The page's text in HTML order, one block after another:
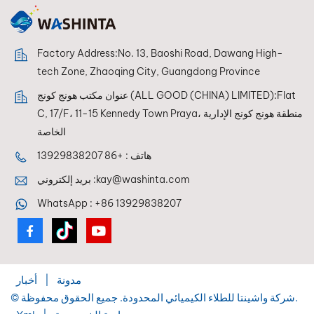
Factory Address:No. 13, Baoshi Road, Dawang High-
tech Zone, Zhaoqing City, Guangdong Province
عنوان مكتب هونج كونج (ALL GOOD (CHINA) LIMITED):Flat
C, 17/F، 11-15 Kennedy Town Praya، منطقة هونج كونج الإدارية
الخاصة
هاتف : +86 13929838207
بريد إلكتروني :kay@washinta.com
WhatsApp : +86 13929838207
مدونة
أخبار
© شركة واشينتا للطلاء الكيميائي المحدودة. جميع الحقوق محفوظة.